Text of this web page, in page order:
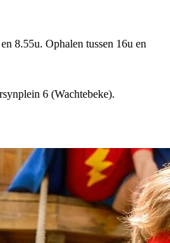
8.55u. Ophalen tussen 16u en
6 (Wachtebeke).